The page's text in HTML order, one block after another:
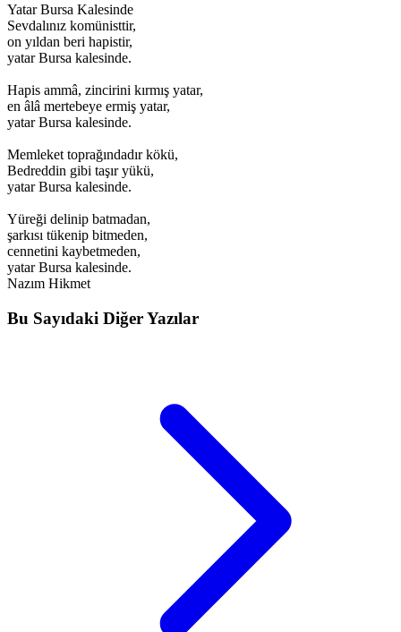
Yatar Bursa Kalesinde
Sevdalınız komünisttir,
on yıldan beri hapistir,
yatar Bursa kalesinde.
Hapis ammâ, zincirini kırmış yatar,
en âlâ mertebeye ermiş yatar,
yatar Bursa kalesinde.
Memleket toprağındadır kökü,
Bedreddin gibi taşır yükü,
yatar Bursa kalesinde.
Yüreği delinip batmadan,
şarkısı tükenip bitmeden,
cennetini kaybetmeden,
yatar Bursa kalesinde.
Nazım Hikmet
Bu Sayıdaki Diğer Yazılar